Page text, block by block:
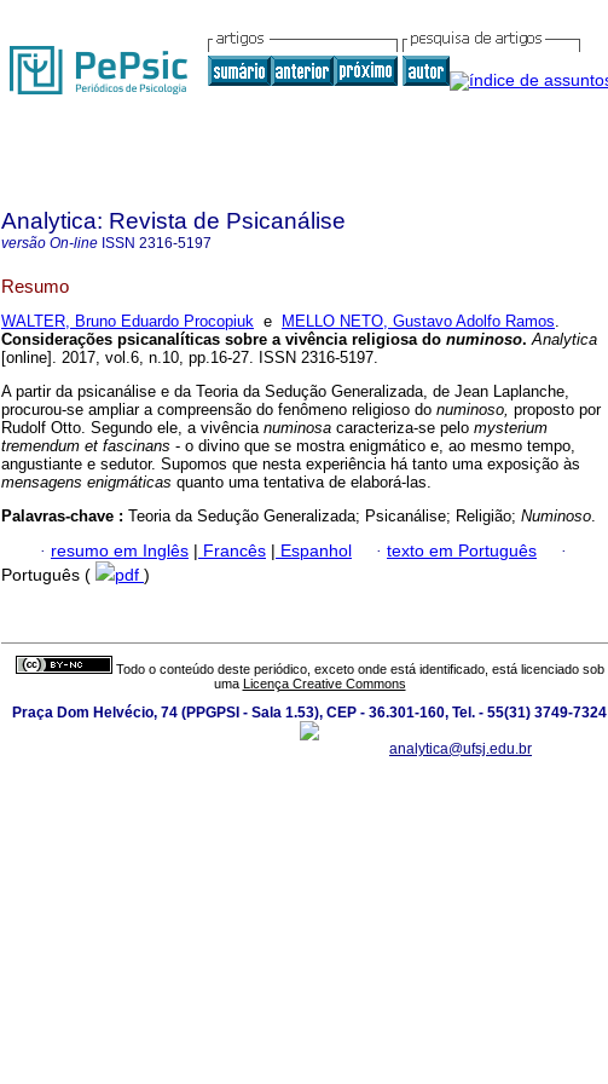
Analytica: Revista de Psicanálise
versão On-line ISSN 2316-5197
Resumo
WALTER, Bruno Eduardo Procopiuk e MELLO NETO, Gustavo Adolfo Ramos.
Considerações psicanalíticas sobre a vivência religiosa do numinoso. Analytica
[online]. 2017, vol.6, n.10, pp.16-27. ISSN 2316-5197.
A partir da psicanálise e da Teoria da Sedução Generalizada, de Jean Laplanche,
procurou-se ampliar a compreensão do fenômeno religioso do numinoso, proposto por
Rudolf Otto. Segundo ele, a vivência numinosa caracteriza-se pelo mysterium
tremendum et fascinans - o divino que se mostra enigmático e, ao mesmo tempo,
angustiante e sedutor. Supomos que nesta experiência há tanto uma exposição às
mensagens enigmáticas quanto uma tentativa de elaborá-las.
Palavras-chave : Teoria da Sedução Generalizada; Psicanálise; Religião; Numinoso.
· resumo em Inglês | Francês | Espanhol · texto em Português
·
Português (
pdf )
Todo o conteúdo deste periódico, exceto onde está identificado, está licenciado sob
uma Licença Creative Commons
Praça Dom Helvécio, 74 (PPGPSI - Sala 1.53), CEP - 36.301-160, Tel. - 55(31) 3749-7324
analytica@ufsj.edu.br